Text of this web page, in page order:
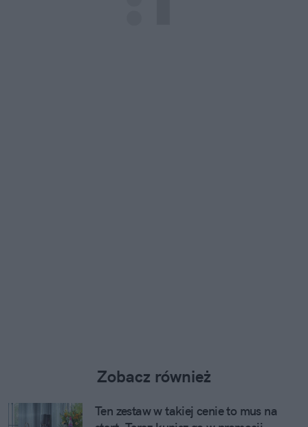
Zobacz również
Ten zestaw w takiej cenie to mus na